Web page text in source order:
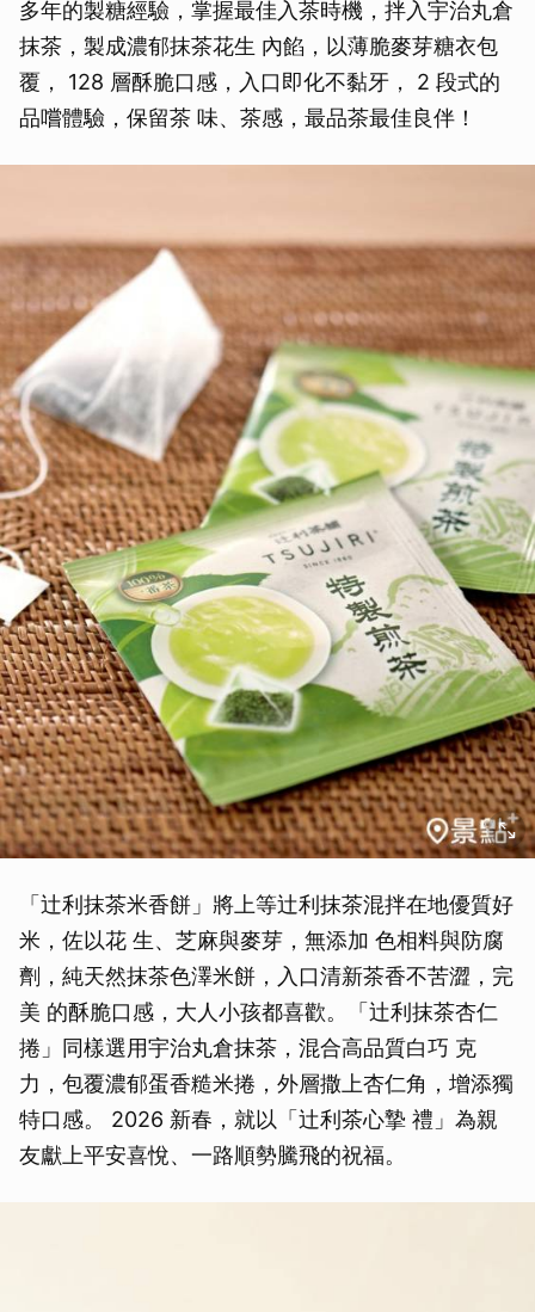
多年的製糖經驗，掌握最佳入茶時機，拌入宇治丸倉
抹茶，製成濃郁抹茶花生 內餡，以薄脆麥芽糖衣包
覆， 128 層酥脆口感，入口即化不黏牙， 2 段式的
品嚐體驗，保留茶 味、茶感，最品茶最佳良伴！
「辻利抹茶米香餅」將上等辻利抹茶混拌在地優質好
米，佐以花 生、芝麻與麥芽，無添加 色相料與防腐
劑，純天然抹茶色澤米餅，入口清新茶香不苦澀，完
美 的酥脆口感，大人小孩都喜歡。「辻利抹茶杏仁
捲」同樣選用宇治丸倉抹茶，混合高品質白巧 克
力，包覆濃郁蛋香糙米捲，外層撒上杏仁角，增添獨
特口感。 2026 新春，就以「辻利茶心摯 禮」為親
友獻上平安喜悅、一路順勢騰飛的祝福。